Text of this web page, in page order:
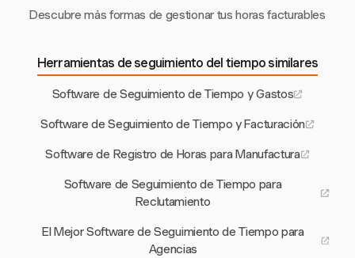
Descubre más formas de gestionar tus horas facturables
Herramientas de seguimiento del tiempo similares
Software de Seguimiento de Tiempo y Gastos
Software de Seguimiento de Tiempo y Facturación
Software de Registro de Horas para Manufactura
Software de Seguimiento de Tiempo para
Reclutamiento
El Mejor Software de Seguimiento de Tiempo para
Agencias